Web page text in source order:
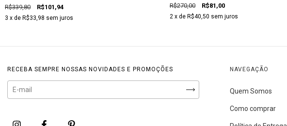
R$339,80 R$101,94
3 x de R$33,98 sem juros
R$270,00 R$81,00
2 x de R$40,50 sem juros
RECEBA SEMPRE NOSSAS NOVIDADES E PROMOÇÕES NAVEGAÇÃO
Quem Somos
Como comprar